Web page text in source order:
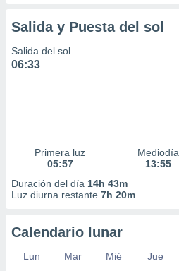
Salida y Puesta del sol
Salida del sol
06:33
Primera luz
05:57
Mediodía
13:55
Duración del día 14h 43m
Luz diurna restante 7h 20m
Calendario lunar
Lun Mar Mié Jue